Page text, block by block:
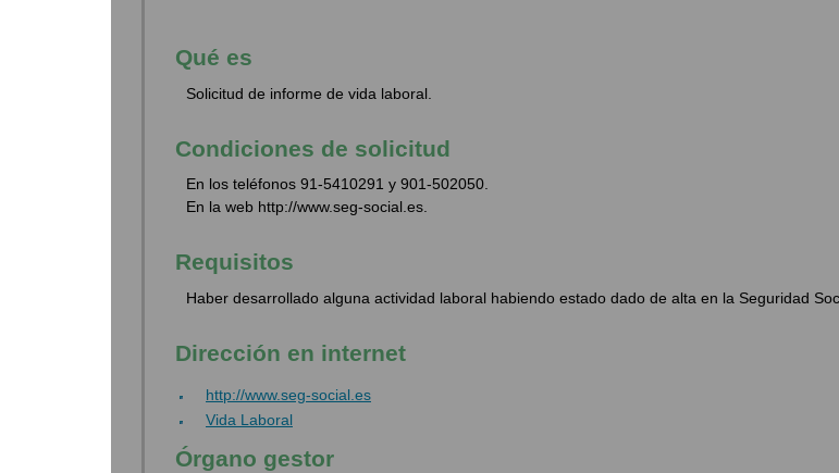
Qué es
Solicitud de informe de vida laboral.
Condiciones de solicitud
En los teléfonos 91-5410291 y 901-502050.
En la web http://www.seg-social.es.
Requisitos
Haber desarrollado alguna actividad laboral habiendo estado dado de alta en la Seguridad
Dirección en internet
http://www.seg-social.es
Vida Laboral
Órgano gestor